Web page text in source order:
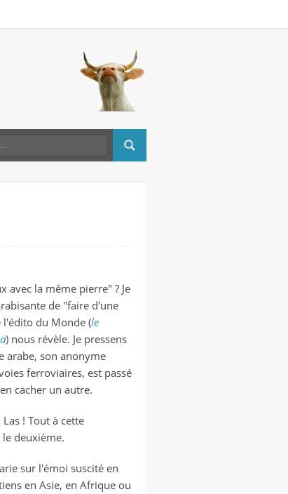
avec la même pierre" ? Je
de "faire d'une
du Monde (le
) nous révèle. Je pressens
arabe, son anonyme
ferroviaires, est passé
cacher un autre.
! Tout à cette
deuxième.
sur l'émoi suscité en
en Asie, en Afrique ou